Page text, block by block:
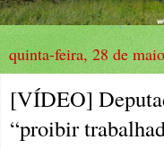
quinta-feira, 28 de
[VÍDEO]
“proibir